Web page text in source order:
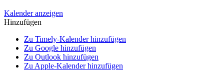
Kalender anzeigen
Hinzufügen
Zu Timely-Kalender hinzufügen
Zu Google hinzufügen
Zu Outlook hinzufügen
Zu Apple-Kalender hinzufügen